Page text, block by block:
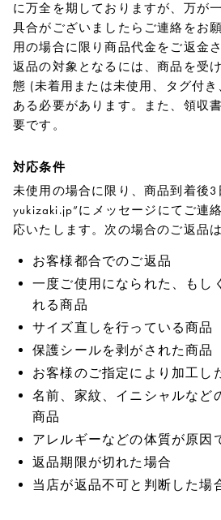
に万全を期しておりますが、万が
具合がございましたらご連絡をお
用の場合に限り商品代金をご返金
返品の対象となるには、商品を受
態 (未着用または未使用、タグ付
ある必要があります。また、領収
要です。
対応条件
未使用の場合に限り、商品到着後3
yukizaki.jp”にメッセージにてご連
応いたします。次の場合のご返品
お客様都合でのご返品
一度ご使用になられた、もし
れる商品
サイズ直しを行っている商品
保護シールを剥がされた商品
お客様のご指定により加工し
名前、家紋、イニシャルなど
商品
アレルギーなどの体質が原因
返品期限が切れた場合
当店が返品不可と判断した場